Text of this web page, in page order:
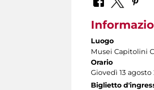
Luogo
Musei Capitolini
Orario
Giovedì 13 agosto
Biglietto